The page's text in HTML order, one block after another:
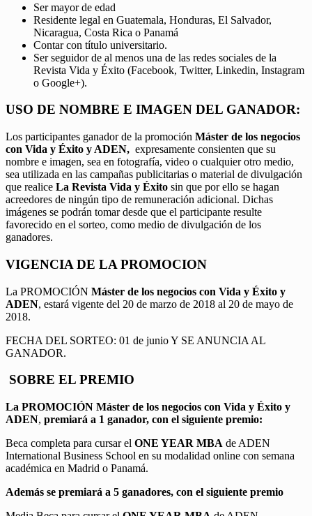
Ser mayor de edad
Residente legal en Guatemala, Honduras, El Salvador,
Nicaragua, Costa Rica o Panamá
Contar con título universitario.
Ser seguidor de al menos una de las redes sociales de la
Revista Vida y Éxito (Facebook, Twitter, Linkedin, Instagram
o Google+).
USO DE NOMBRE E IMAGEN DEL GANADOR:
Los participantes ganador de la promoción Máster de los negocios
con Vida y Éxito y ADEN, expresamente consienten que su
nombre e imagen, sea en fotografía, video o cualquier otro medio,
sea utilizada en las campañas publicitarias o material de divulgación
que realice La Revista Vida y Éxito sin que por ello se hagan
acreedores de ningún tipo de remuneración adicional. Dichas
imágenes se podrán tomar desde que el participante resulte
favorecido en el sorteo, como medio de divulgación de los
ganadores.
VIGENCIA DE LA PROMOCION
La PROMOCIÓN Máster de los negocios con Vida y Éxito y
ADEN, estará vigente del 20 de marzo de 2018 al 20 de mayo de
2018.
FECHA DEL SORTEO: 01 de junio Y SE ANUNCIA AL
GANADOR.
SOBRE EL PREMIO
La PROMOCIÓN Máster de los negocios con Vida y Éxito y
ADEN, premiará a 1 ganador, con el siguiente premio:
Beca completa para cursar el ONE YEAR MBA de ADEN
International Business School en su modalidad online con semana
académica en Madrid o Panamá.
Además se premiará a 5 ganadores, con el siguiente premio